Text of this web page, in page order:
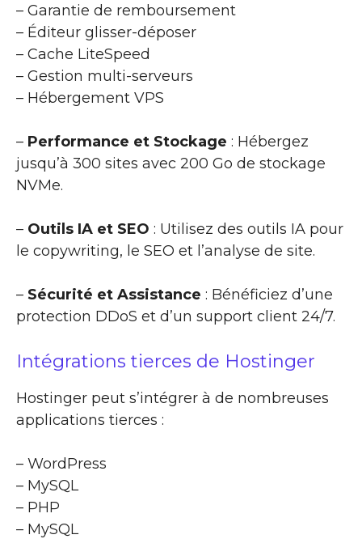
– Garantie de remboursement
– Éditeur glisser-déposer
– Cache LiteSpeed
– Gestion multi-serveurs
– Hébergement VPS
– Performance et Stockage : Hébergez
jusqu’à 300 sites avec 200 Go de stockage
NVMe.
– Outils IA et SEO : Utilisez des outils IA pour
le copywriting, le SEO et l’analyse de site.
– Sécurité et Assistance : Bénéficiez d’une
protection DDoS et d’un support client 24/7.
Intégrations tierces de Hostinger
Hostinger peut s’intégrer à de nombreuses
applications tierces :
– WordPress
– MySQL
– PHP
– MySQL